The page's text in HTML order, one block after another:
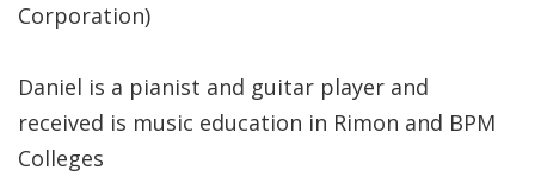
Corporation)
Daniel is a pianist and guitar player and
received is music education in Rimon and BPM
Colleges